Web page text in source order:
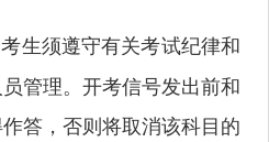
考生须遵守有关考试纪律和
管理。开考信号发出前和
答，否则将取消该科目的